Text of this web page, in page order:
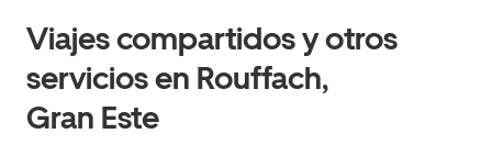
Viajes compartidos y otros
servicios en Rouffach,
Gran Este